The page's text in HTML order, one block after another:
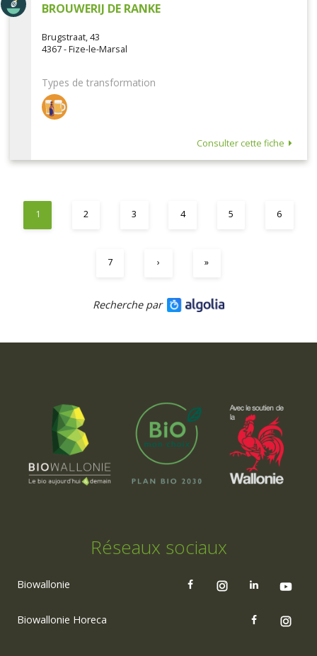
BROUWERIJ DE RANKE
Brugstraat, 43
4367 - Fize-le-Marsal
Types de transformation
Consulter cette fiche
1 2 3 4 5 6
7 › »
Recherche par
Réseaux sociaux
Biowallonie
Biowallonie Horeca